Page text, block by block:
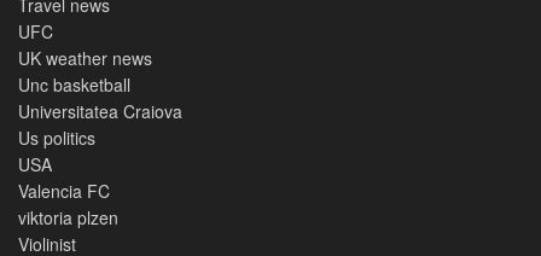
UFC
UK weather news
Unc basketball
Universitatea Craiova
Us politics
USA
Valencia FC
viktoria plzen
Violinist